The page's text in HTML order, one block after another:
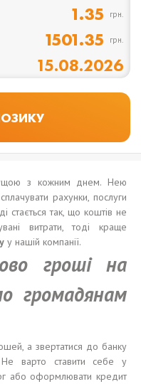
1.35 грн.
1501.35 грн.
15.08.2026
з кожним днем. Нею
рахунки, послуги
стається так, що коштів не
витрати, тоді краще
у у нашій компанії.
гроші на
громадянам
а звертатися до банку
варто ставити себе у
або оформлювати кредит